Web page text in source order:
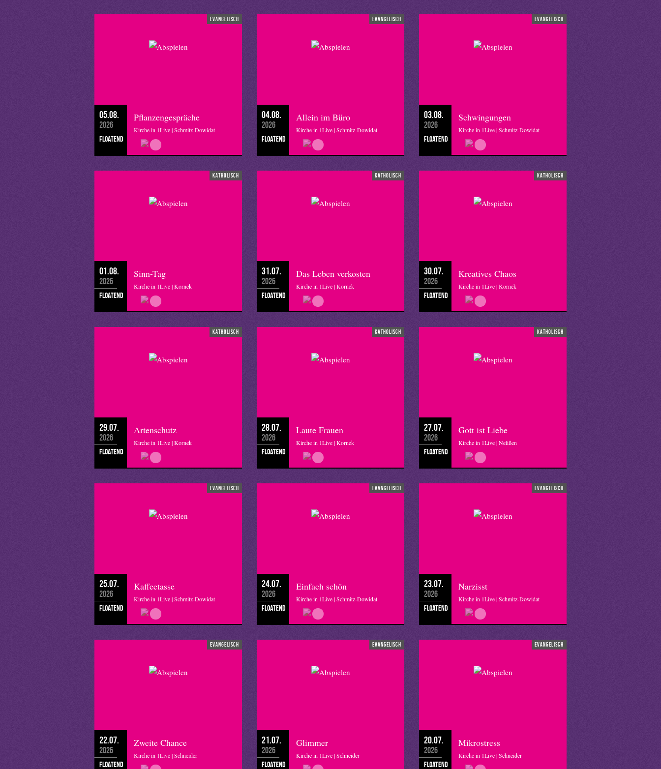
evangelisch
05.08.
2026
floatend
Pflanzengespräche
Kirche in 1Live | Schmitz-Dowidat
evangelisch
04.08.
2026
floatend
Allein im Büro
Kirche in 1Live | Schmitz-Dowidat
evangelisch
03.08.
2026
floatend
Schwingungen
Kirche in 1Live | Schmitz-Dowidat
katholisch
01.08.
2026
floatend
Sinn-Tag
Kirche in 1Live | Kornek
katholisch
31.07.
2026
floatend
Das Leben verkosten
Kirche in 1Live | Kornek
katholisch
30.07.
2026
floatend
Kreatives Chaos
Kirche in 1Live | Kornek
katholisch
29.07.
2026
floatend
Artenschutz
Kirche in 1Live | Kornek
katholisch
28.07.
2026
floatend
Laute Frauen
Kirche in 1Live | Kornek
katholisch
27.07.
2026
floatend
Gott ist Liebe
Kirche in 1Live | Nelißen
evangelisch
25.07.
2026
floatend
Kaffeetasse
Kirche in 1Live | Schmitz-Dowidat
evangelisch
24.07.
2026
floatend
Einfach schön
Kirche in 1Live | Schmitz-Dowidat
evangelisch
23.07.
2026
floatend
Narzisst
Kirche in 1Live | Schmitz-Dowidat
evangelisch
22.07.
2026
floatend
Zweite Chance
Kirche in 1Live | Schneider
evangelisch
21.07.
2026
floatend
Glimmer
Kirche in 1Live | Schneider
evangelisch
20.07.
2026
floatend
Mikrostress
Kirche in 1Live | Schneider